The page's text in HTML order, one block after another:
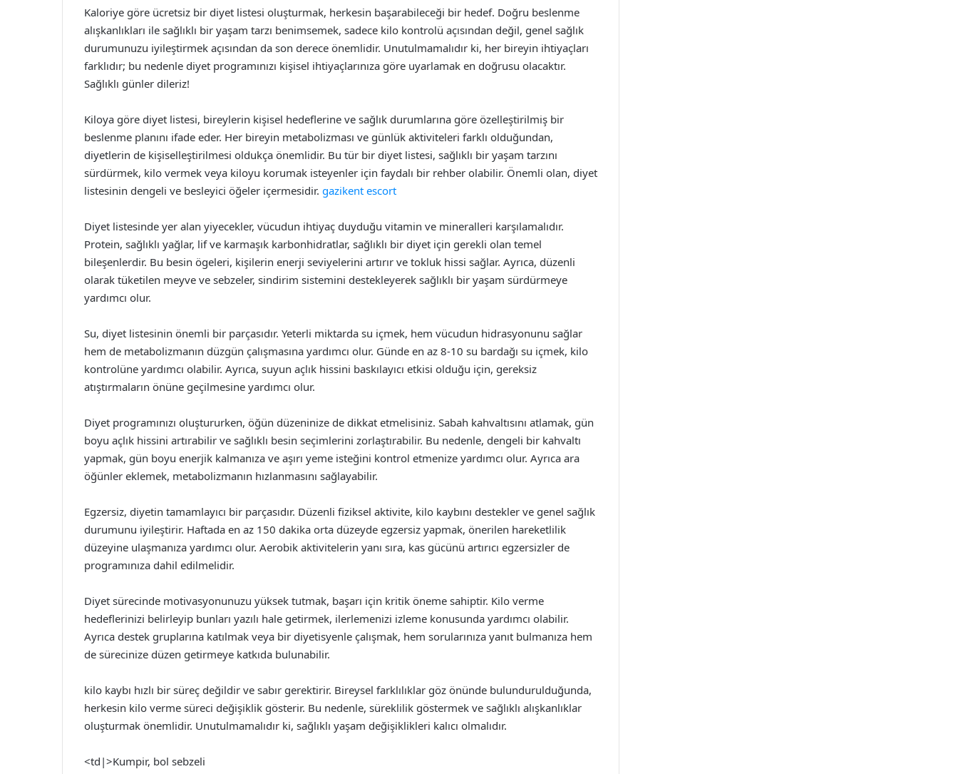
Kaloriye göre ücretsiz bir diyet listesi oluşturmak, herkesin başarabileceği bir hedef. Doğru beslenme
alışkanlıkları ile sağlıklı bir yaşam tarzı benimsemek, sadece kilo kontrolü açısından değil, genel sağlık
durumunuzu iyileştirmek açısından da son derece önemlidir. Unutulmamalıdır ki, her bireyin ihtiyaçları
farklıdır; bu nedenle diyet programınızı kişisel ihtiyaçlarınıza göre uyarlamak en doğrusu olacaktır.
Sağlıklı günler dileriz!
Kiloya göre diyet listesi, bireylerin kişisel hedeflerine ve sağlık durumlarına göre özelleştirilmiş bir
beslenme planını ifade eder. Her bireyin metabolizması ve günlük aktiviteleri farklı olduğundan,
diyetlerin de kişiselleştirilmesi oldukça önemlidir. Bu tür bir diyet listesi, sağlıklı bir yaşam tarzını
sürdürmek, kilo vermek veya kiloyu korumak isteyenler için faydalı bir rehber olabilir. Önemli olan, diyet
listesinin dengeli ve besleyici öğeler içermesidir. gazikent escort
Diyet listesinde yer alan yiyecekler, vücudun ihtiyaç duyduğu vitamin ve mineralleri karşılamalıdır.
Protein, sağlıklı yağlar, lif ve karmaşık karbonhidratlar, sağlıklı bir diyet için gerekli olan temel
bileşenlerdir. Bu besin ögeleri, kişilerin enerji seviyelerini artırır ve tokluk hissi sağlar. Ayrıca, düzenli
olarak tüketilen meyve ve sebzeler, sindirim sistemini destekleyerek sağlıklı bir yaşam sürdürmeye
yardımcı olur.
Su, diyet listesinin önemli bir parçasıdır. Yeterli miktarda su içmek, hem vücudun hidrasyonunu sağlar
hem de metabolizmanın düzgün çalışmasına yardımcı olur. Günde en az 8-10 su bardağı su içmek, kilo
kontrolüne yardımcı olabilir. Ayrıca, suyun açlık hissini baskılayıcı etkisi olduğu için, gereksiz
atıştırmaların önüne geçilmesine yardımcı olur.
Diyet programınızı oluştururken, öğün düzeninize de dikkat etmelisiniz. Sabah kahvaltısını atlamak, gün
boyu açlık hissini artırabilir ve sağlıklı besin seçimlerini zorlaştırabilir. Bu nedenle, dengeli bir kahvaltı
yapmak, gün boyu enerjik kalmanıza ve aşırı yeme isteğini kontrol etmenize yardımcı olur. Ayrıca ara
öğünler eklemek, metabolizmanın hızlanmasını sağlayabilir.
Egzersiz, diyetin tamamlayıcı bir parçasıdır. Düzenli fiziksel aktivite, kilo kaybını destekler ve genel sağlık
durumunu iyileştirir. Haftada en az 150 dakika orta düzeyde egzersiz yapmak, önerilen hareketlilik
düzeyine ulaşmanıza yardımcı olur. Aerobik aktivitelerin yanı sıra, kas gücünü artırıcı egzersizler de
programınıza dahil edilmelidir.
Diyet sürecinde motivasyonunuzu yüksek tutmak, başarı için kritik öneme sahiptir. Kilo verme
hedeflerinizi belirleyip bunları yazılı hale getirmek, ilerlemenizi izleme konusunda yardımcı olabilir.
Ayrıca destek gruplarına katılmak veya bir diyetisyenle çalışmak, hem sorularınıza yanıt bulmanıza hem
de sürecinize düzen getirmeye katkıda bulunabilir.
kilo kaybı hızlı bir süreç değildir ve sabır gerektirir. Bireysel farklılıklar göz önünde bulundurulduğunda,
herkesin kilo verme süreci değişiklik gösterir. Bu nedenle, süreklilik göstermek ve sağlıklı alışkanlıklar
oluşturmak önemlidir. Unutulmamalıdır ki, sağlıklı yaşam değişiklikleri kalıcı olmalıdır.
<td|>Kumpir, bol sebzeli